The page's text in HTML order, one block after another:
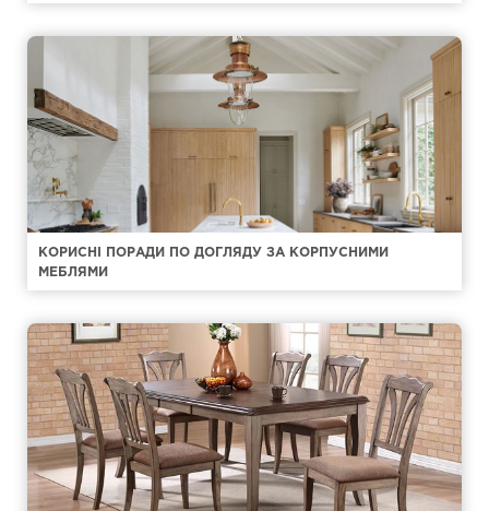
КОРИСНІ ПОРАДИ ПО ДОГЛЯДУ ЗА КОРПУСНИМИ
МЕБЛЯМИ